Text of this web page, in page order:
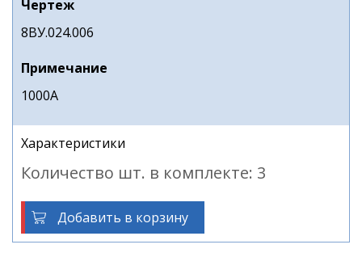
Чертеж
8ВУ.024.006
Примечание
1000А
Характеристики
Количество шт. в комплекте: 3
Добавить в корзину